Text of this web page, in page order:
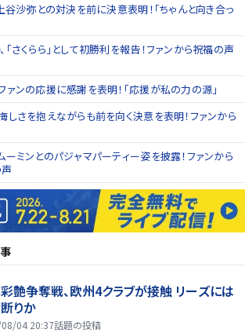
谷沙弥との対決を前に決意表明！「ちゃんと向き合っ
さくらら」として初勝利を報告！ファンから祝福の声
ァンの応援に感謝を表明！「応援が私の力の源」
しさを抱えながらも前を向く決意を表明！ファンから
ーミンとのパジャマパーティー姿を披露！ファンから
艶争奪戦、欧州4クラブが接触 リーズには
りか
04 20:37話題の投稿